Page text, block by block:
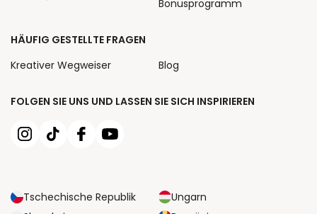
FOLGEN SIE UNS UND LASSEN SIE SICH INSPIRIEREN
Tschechische Republik
Ungarn
Bonusprogramm
HÄUFIG GESTELLTE FRAGEN
Kreativer Wegweiser
Blog